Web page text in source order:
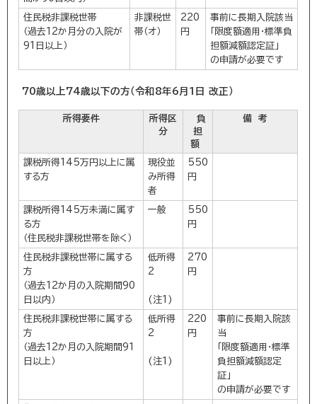
住民税非課税世帯
（過去12か月分の入院が
91日以上）
非課税世
帯（オ）
220
円
事前に長期入院該当
「限度額適用・標準負
担額減額認定証」
の申請が必要です
70歳以上74歳以下の方（令和8年6月1日 改正）
所得要件
所得区
分
負
担
額
備 考
課税所得145万円以上に属
する方
現役並
み所得
者
550
円
課税所得145万未満に属す
る方
（住民税非課税世帯を除く）
一般
550
円
住民税非課税世帯に属する
方
（過去12か月の入院期間90
日以内）
低所得
2
(注1)
270
円
住民税非課税世帯に属する
方
（過去12か月の入院期間91
日以上）
低所得
2
(注1)
220
円
事前に長期入院該
当
「限度額適用・標準
負担額減額認定
証」
の申請が必要です